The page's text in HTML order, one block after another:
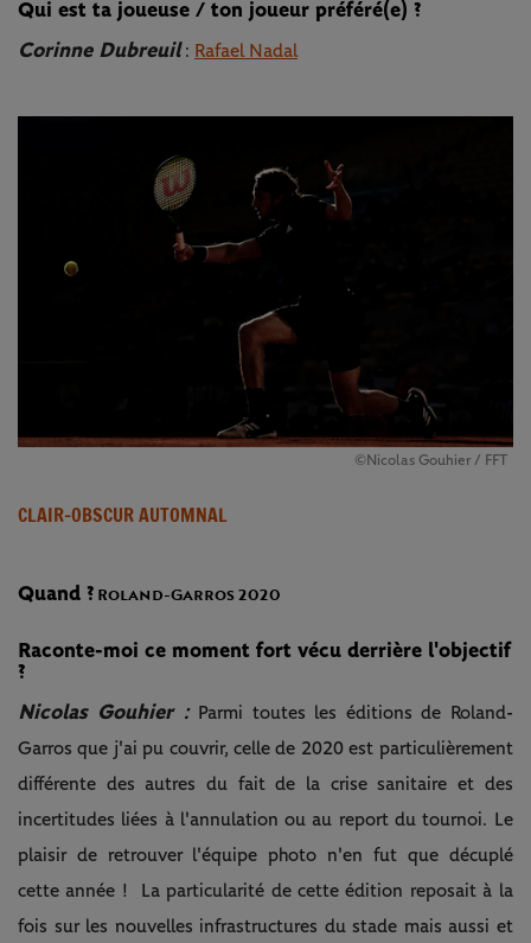
Qui est ta joueuse / ton joueur préféré(e) ?
Corinne Dubreuil: Rafael Nadal
©Nicolas Gouhier / FFT
CLAIR-OBSCUR AUTOMNAL
Quand ? Roland-Garros 2020
Raconte-moi ce moment fort vécu derrière l'objectif
?
Nicolas Gouhier : Parmi toutes les éditions de Roland-
Garros que j'ai pu couvrir, celle de 2020 est particulièrement
différente des autres du fait de la crise sanitaire et des
incertitudes liées à l'annulation ou au report du tournoi. Le
plaisir de retrouver l'équipe photo n'en fut que décuplé
cette année ! La particularité de cette édition reposait à la
fois sur les nouvelles infrastructures du stade mais aussi et